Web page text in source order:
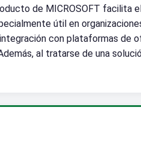
de MICROSOFT facilita
útil en
con plataformas de
al tratarse de una